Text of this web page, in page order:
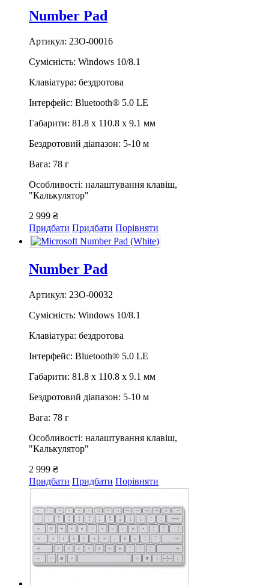
Number Pad
Артикул: 23O-00016
Сумісність: Windows 10/8.1
Клавіатура: бездротова
Інтерфейс: Bluetooth® 5.0 LE
Габарити: 81.8 х 110.8 х 9.1 мм
Бездротовий діапазон: 5-10 м
Вага: 78 г
Особливості: налаштування клавіш,
"Калькулятор"
2 999 ₴
Придбати Придбати Порівняти
Number Pad
Артикул: 23O-00032
Сумісність: Windows 10/8.1
Клавіатура: бездротова
Інтерфейс: Bluetooth® 5.0 LE
Габарити: 81.8 х 110.8 х 9.1 мм
Бездротовий діапазон: 5-10 м
Вага: 78 г
Особливості: налаштування клавіш,
"Калькулятор"
2 999 ₴
Придбати Придбати Порівняти